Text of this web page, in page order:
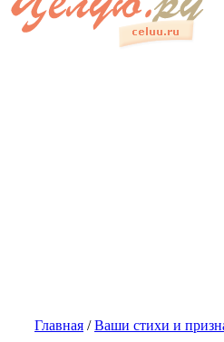
Главная /Ваши стихи и